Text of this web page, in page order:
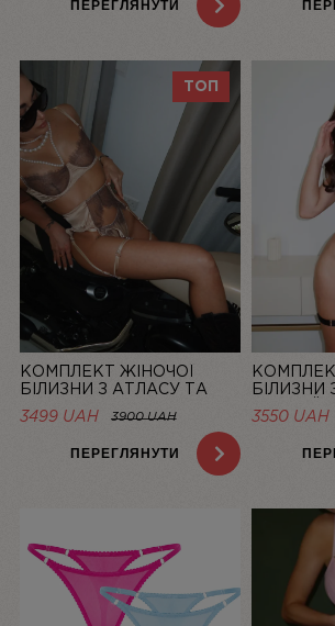
ПЕРЕГЛЯНУТИ
ТОП
КОМПЛЕКТ ЖІНОЧОЇ
БІЛИЗНИ З АТЛАСУ ТА
МЕРЕЖИВА CHAMPAGNE |
LINIYA
3499 UAH 3900 UAH
ПЕРЕГЛЯНУТИ
ЧОРНИЙ
3550 UAH